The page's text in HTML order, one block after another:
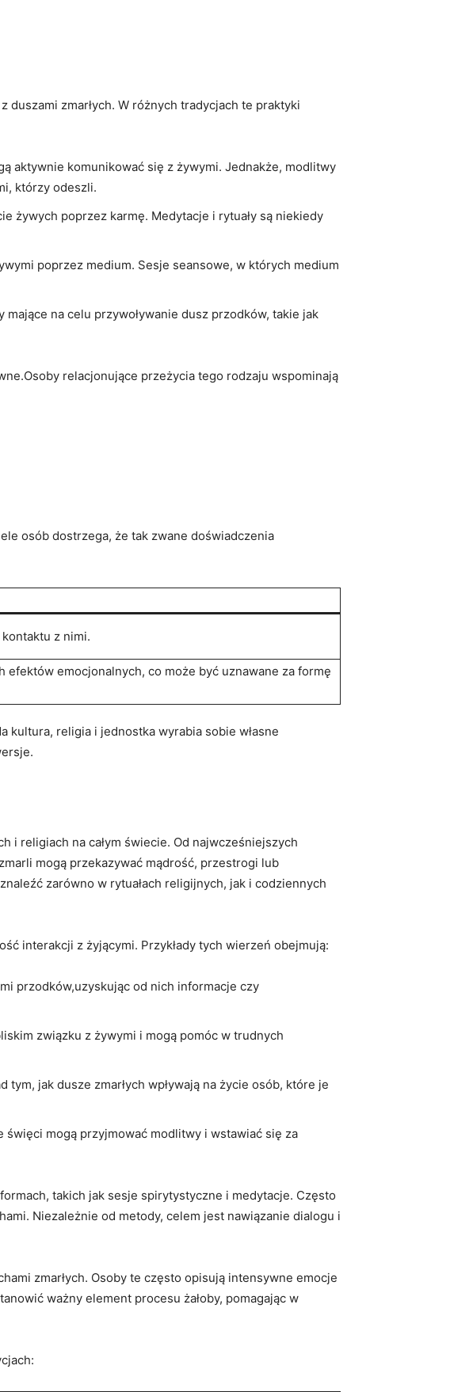
zmarłych. W⁣ różnych ​tradycjach te praktyki
aktywnie komunikować się z żywymi. Jednakże,‍ modlitwy
którzy odeszli.
żywych poprzez karmę. Medytacje i rytuały⁢ są niekiedy
poprzez medium. Sesje seansowe, w których‍ medium
na celu​ przywoływanie ⁤dusz przodków, takie jak
relacjonujące przeżycia tego rodzaju wspominają
osób dostrzega, że tak ⁤zwane doświadczenia
​z nimi.
emocjonalnych, co może‌ być uznawane za formę
kultura, religia i ‌jednostka wyrabia ​sobie własne
i⁣ religiach na całym świecie.‍ Od najwcześniejszych
mogą⁣ przekazywać mądrość, przestrogi ‌lub
zarówno⁣ w ⁣rytuałach religijnych, jak ⁣i codziennych
interakcji z żyjącymi. Przykłady tych wierzeń obejmują:
przodków,uzyskując od nich informacje⁤ czy
związku‍ z żywymi i mogą pomóc w trudnych
jak dusze zmarłych wpływają na życie osób,‌ które ‌je
mogą przyjmować modlitwy ​i ⁢wstawiać się za
takich jak sesje spirytystyczne ​i medytacje. Często⁤
Niezależnie od metody, celem jest ⁣nawiązanie dialogu i
⁢zmarłych. Osoby te często opisują​ intensywne emocje
ważny​ element procesu żałoby,‌ pomagając w